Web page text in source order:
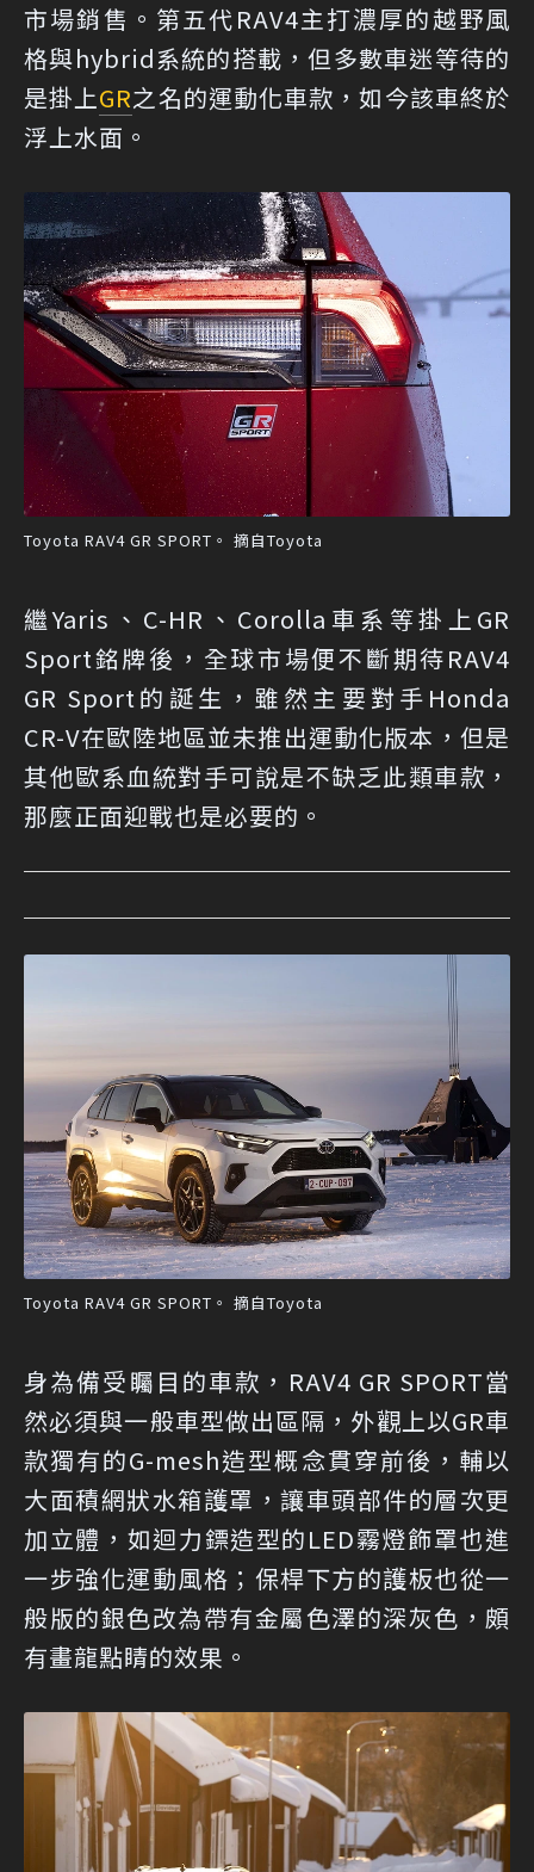
市場銷售。第五代RAV4主打濃厚的越野風
格與hybrid系統的搭載，但多數車迷等待的
是掛上GR之名的運動化車款，如今該車終於
浮上水面。
Toyota RAV4 GR SPORT。 摘自Toyota
繼Yaris、C-HR、Corolla車系等掛上GR
Sport銘牌後，全球市場便不斷期待RAV4
GR Sport的誕生，雖然主要對手Honda
CR-V在歐陸地區並未推出運動化版本，但是
其他歐系血統對手可說是不缺乏此類車款，
那麼正面迎戰也是必要的。
Toyota RAV4 GR SPORT。 摘自Toyota
身為備受矚目的車款，RAV4 GR SPORT當
然必須與一般車型做出區隔，外觀上以GR車
款獨有的G-mesh造型概念貫穿前後，輔以
大面積網狀水箱護罩，讓車頭部件的層次更
加立體，如迴力鏢造型的LED霧燈飾罩也進
一步強化運動風格；保桿下方的護板也從一
般版的銀色改為帶有金屬色澤的深灰色，頗
有畫龍點睛的效果。